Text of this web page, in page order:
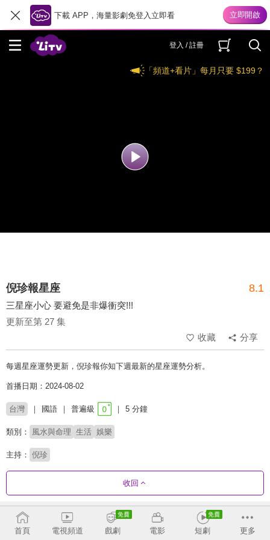
下載 APP，海量影劇免登入立即看
登入 / 註冊
「頻道+看片」每月只要 $199？
倪珍報星座 8.1
三星座小心 要避免是非爆衝突!!!
更新至第 27 集
收藏
分享
每週星座運勢更新，倪珍報你知下週最新的星座運勢分析。
首播日期：2024-08-02
台灣 國語 普遍級 5 分鐘
類別： 風水與命理 生活 娛樂
主持： 倪珍
收回
劇集列表
反序
首頁
電視頻道 戲劇 電影 短劇 更多